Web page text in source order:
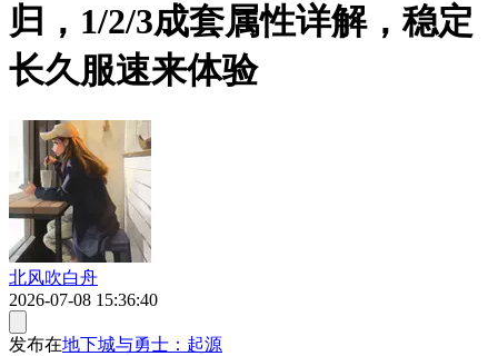
归，1/2/3成套属性详解，稳定
长久服速来体验
北风吹白舟
2026-07-08 15:36:40
发布在地下城与勇士：起源